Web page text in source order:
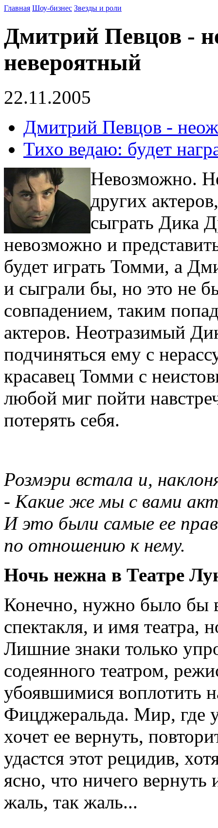
Главная Шоу-бизнес Звезды и роли
Дмитрий Певцов -
невероятный
22.11.2005
Дмитрий Певцов -
Тихо ведаю: будет
Невозможно.
других
сыграть Дика
невозможно и
будет играть Томми, а
и сыграли бы, но это не
совпадением, таким
актеров. Неотразимый
подчиняться ему с
красавец Томми с
любой миг пойти
потерять себя.
Розмэри встала и,
- Какие же мы с вами
И это были самые ее
по отношению к нему.
Ночь нежна в Театре
Конечно, нужно было бы
спектакля, и имя театра,
Лишние знаки только
содеянного театром,
убоявшимися воплотить
Фицджеральда. Мир, где
хочет ее вернуть,
удастся этот рецидив,
ясно, что ничего вернуть
жаль, так жаль...